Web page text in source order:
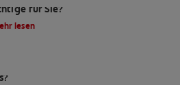
für Sie?
lesen